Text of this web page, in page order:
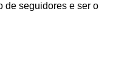
de seguidores e ser o